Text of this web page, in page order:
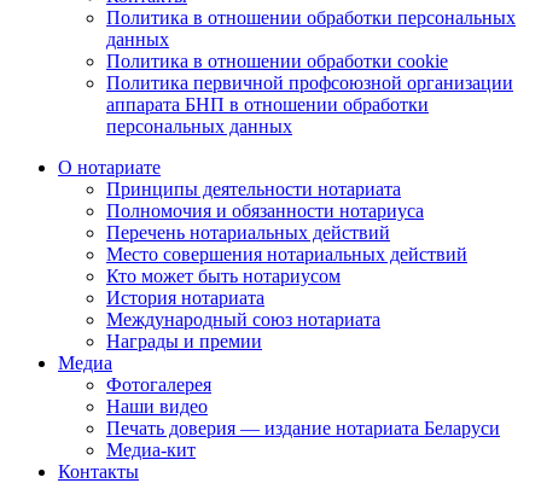
Политика в отношении обработки персональных
данных
Политика в отношении обработки cookie
Политика первичной профсоюзной организации
аппарата БНП в отношении обработки
персональных данных
О нотариате
Принципы деятельности нотариата
Полномочия и обязанности нотариуса
Перечень нотариальных действий
Место совершения нотариальных действий
Кто может быть нотариусом
История нотариата
Международный союз нотариата
Награды и премии
Медиа
Фотогалерея
Наши видео
Печать доверия — издание нотариата Беларуси
Медиа-кит
Контакты